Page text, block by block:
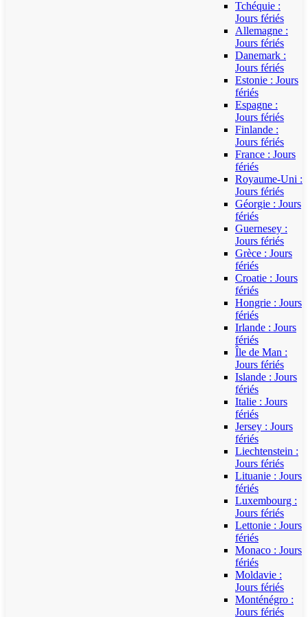
Tchéquie :
Jours fériés
Allemagne :
Jours fériés
Danemark :
Jours fériés
Estonie : Jours
fériés
Espagne :
Jours fériés
Finlande :
Jours fériés
France : Jours
fériés
Royaume-Uni :
Jours fériés
Géorgie : Jours
fériés
Guernesey :
Jours fériés
Grèce : Jours
fériés
Croatie : Jours
fériés
Hongrie : Jours
fériés
Irlande : Jours
fériés
Île de Man :
Jours fériés
Islande : Jours
fériés
Italie : Jours
fériés
Jersey : Jours
fériés
Liechtenstein :
Jours fériés
Lituanie : Jours
fériés
Luxembourg :
Jours fériés
Lettonie : Jours
fériés
Monaco : Jours
fériés
Moldavie :
Jours fériés
Monténégro :
Jours fériés